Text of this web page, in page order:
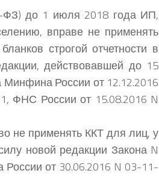
ФЗ) до 1 июля 2018 года ИП,
вправе не применять
строгой отчетности в
действовавшей до 15
России от 12.12.2016
ФНС России от 15.08.2016 N
не применять ККТ для лиц, у
новой редакции Закона N
от 30.06.2016 N 03-11-